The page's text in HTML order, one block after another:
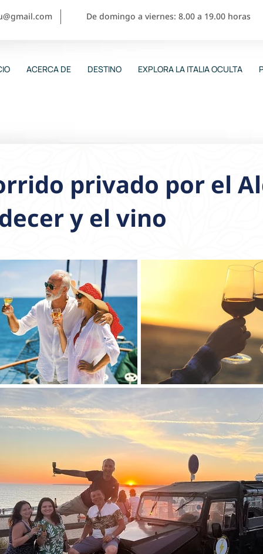
De domingo a viernes: 8.00 a 19.00 horas
ACERCA DE DESTINO EXPLORA LA ITALIA OCULTA
privado por el
y el vino